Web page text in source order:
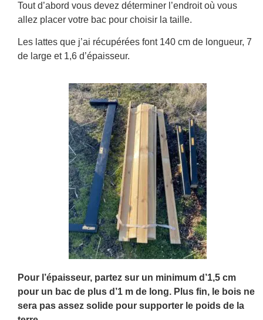
Tout d’abord vous devez déterminer l’endroit où vous
allez placer votre bac pour choisir la taille.
Les lattes que j’ai récupérées font 140 cm de longueur, 7
de large et 1,6 d’épaisseur.
Pour l’épaisseur, partez sur un minimum d’1,5 cm
pour un bac de plus d’1 m de long. Plus fin, le bois ne
sera pas assez solide pour supporter le poids de la